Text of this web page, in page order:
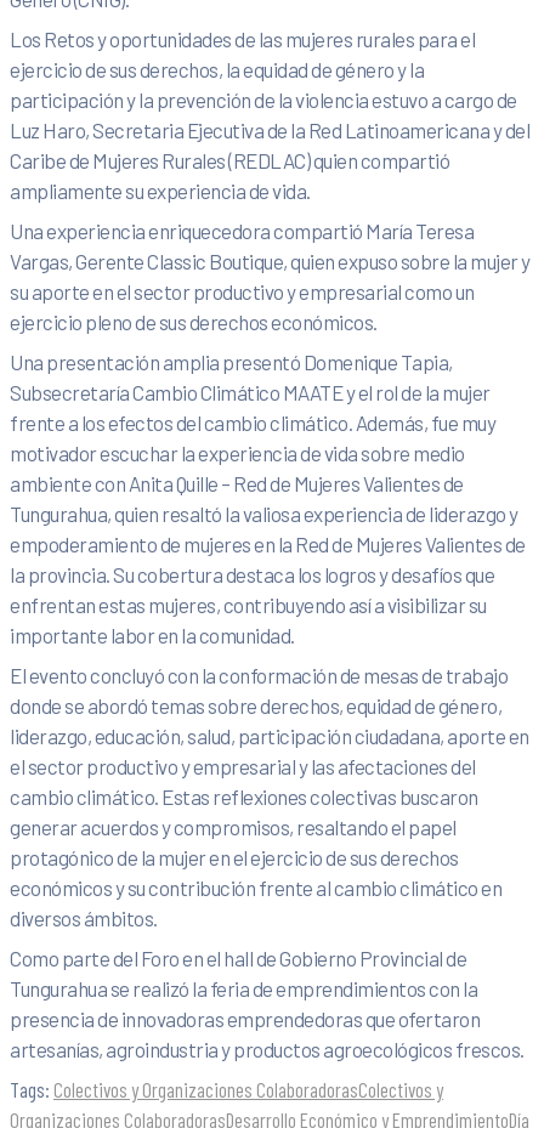
Los Retos y oportunidades de las mujeres rurales para el
ejercicio de sus derechos, la equidad de género y la
participación y la prevención de la violencia estuvo a cargo de
Luz Haro, Secretaria Ejecutiva de la Red Latinoamericana y del
Caribe de Mujeres Rurales (REDLAC) quien compartió
ampliamente su experiencia de vida.
Una experiencia enriquecedora compartió María Teresa
Vargas, Gerente Classic Boutique, quien expuso sobre la mujer y
su aporte en el sector productivo y empresarial como un
ejercicio pleno de sus derechos económicos.
Una presentación amplia presentó Domenique Tapia,
Subsecretaría Cambio Climático MAATE y el rol de la mujer
frente a los efectos del cambio climático. Además, fue muy
motivador escuchar la experiencia de vida sobre medio
ambiente con Anita Quille – Red de Mujeres Valientes de
Tungurahua, quien resaltó la valiosa experiencia de liderazgo y
empoderamiento de mujeres en la Red de Mujeres Valientes de
la provincia. Su cobertura destaca los logros y desafíos que
enfrentan estas mujeres, contribuyendo así a visibilizar su
importante labor en la comunidad.
El evento concluyó con la conformación de mesas de trabajo
donde se abordó temas sobre derechos, equidad de género,
liderazgo, educación, salud, participación ciudadana, aporte en
el sector productivo y empresarial y las afectaciones del
cambio climático. Estas reflexiones colectivas buscaron
generar acuerdos y compromisos, resaltando el papel
protagónico de la mujer en el ejercicio de sus derechos
económicos y su contribución frente al cambio climático en
diversos ámbitos.
Como parte del Foro en el hall de Gobierno Provincial de
Tungurahua se realizó la feria de emprendimientos con la
presencia de innovadoras emprendedoras que ofertaron
artesanías, agroindustria y productos agroecológicos frescos.
Tags: Colectivos y Organizaciones ColaboradorasColectivos y
Organizaciones ColaboradorasDesarrollo Económico y EmprendimientoDía